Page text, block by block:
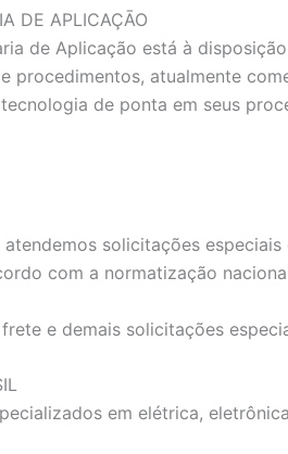
DE APLICAÇĀO
de Aplicação está à
procedimentos, atualmente
de ponta em seus
solicitações
com a normatização
e demais solicitações
em elétrica,